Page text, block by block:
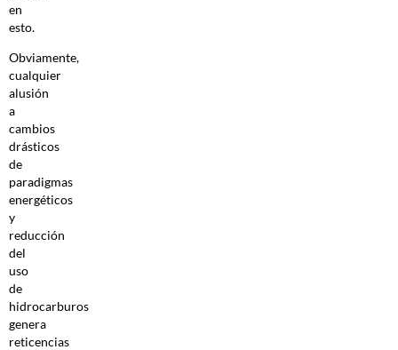
en
esto.
Obviamente,
cualquier
alusión
a
cambios
drásticos
de
paradigmas
energéticos
y
reducción
del
uso
de
hidrocarburos
genera
reticencias